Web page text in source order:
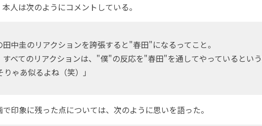
人は次のようにコメントしている。
田中圭のリアクションを誇張すると"春田"になるってこと。
すべてのリアクションは、"僕"の反応を"春田"を通してやっているとい
りゃあ似るよね（笑）」
印象に残った点については、次のように思いを語った。